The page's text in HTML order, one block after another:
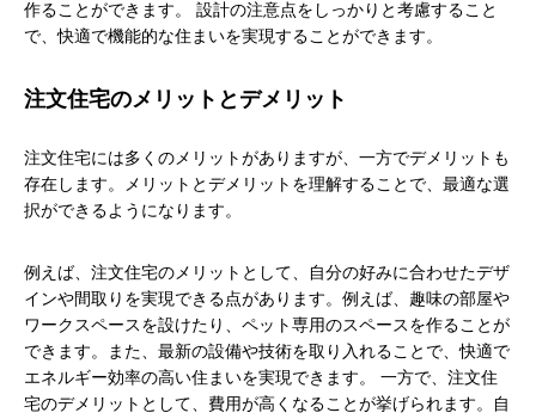
作ることができます。 設計の注意点をしっかりと考慮すること
で、快適で機能的な住まいを実現することができます。
注文住宅のメリットとデメリット
注文住宅には多くのメリットがありますが、一方でデメリットも
存在します。メリットとデメリットを理解することで、最適な選
択ができるようになります。
例えば、注文住宅のメリットとして、自分の好みに合わせたデザ
インや間取りを実現できる点があります。例えば、趣味の部屋や
ワークスペースを設けたり、ペット専用のスペースを作ることが
できます。また、最新の設備や技術を取り入れることで、快適で
エネルギー効率の高い住まいを実現できます。 一方で、注文住
宅のデメリットとして、費用が高くなることが挙げられます。自